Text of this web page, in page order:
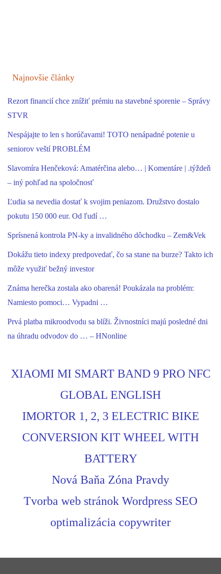
Najnovšie články
Rezort financií chce znížiť prémiu na stavebné sporenie – Správy
STVR
Nespájajte to len s horúčavami! TOTO nenápadné potenie u
seniorov veští PROBLÉM
Slavomíra Henčeková: Amatérčina alebo… | Komentáre | .týždeň
– iný pohľad na spoločnosť
Ľudia sa nevedia dostať k svojim peniazom. Družstvo dostalo
pokutu 150 000 eur. Od ľudí …
Sprísnená kontrola PN-ky a invalidného dôchodku – Zem&Vek
Dokážu tieto indexy predpovedať, čo sa stane na burze? Takto ich
môže využiť bežný investor
Známa herečka zostala ako obarená! Poukázala na problém:
Namiesto pomoci… Vypadni …
Prvá platba mikroodvodu sa blíži. Živnostníci majú posledné dni
na úhradu odvodov do … – HNonline
XIAOMI MI SMART BAND 9 PRO NFC
GLOBAL ENGLISH
IMORTOR 1, 2, 3 ELECTRIC BIKE
CONVERSION KIT WHEEL WITH
BATTERY
Nová Baňa Zóna Pravdy
Tvorba web stránok Wordpress SEO
optimalizácia copywriter